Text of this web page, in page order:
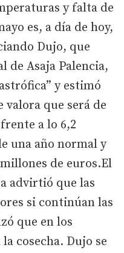
y falta de
es, a día de hoy,
Dujo, que
de Asaja Palencia,
y estimó
valora que será de
a lo 6,2
una año normal y
de euros.El
advirtió que las
si continúan las
que en los
cosecha. Dujo se